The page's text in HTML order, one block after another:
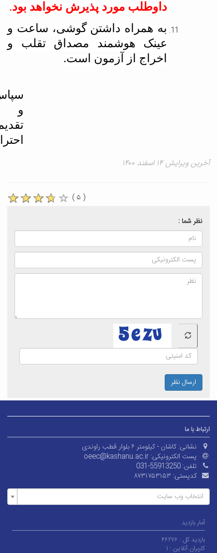
داوطلب مورد پذیرش نخواهد بود.
به همراه داشتن گوشی، ساعت و
عینک هوشمند مصداق تقلب و
اخراج از آزمون است.
سپاس
تقدیم
احترام
آخرین ویرایش ۱۴ اسفند ۱۴۰۰
( ۵ )
نظر شما :
ارسال نظر
ارتباط با ما
نشانی:کاشان - کیلومتر ۶ بلوار قطب راوندی
پست الکترونیکی:oeec@kashanu.ac.ir
تلفن:031-55913250
کدپستی:۸۷۳۱۷۵۳۱۵۳
انتخاب وب سایت
آمار بازدید
بازدید کل :۴۶۲۷۶
کاربران آنلاین :۱